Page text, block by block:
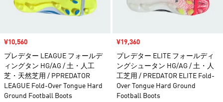
セール価格
¥10,560
プレデター LEAGUE フォールデ
ィングタン HG/AG / 土・人工
芝・天然芝用 / PPREDATOR
LEAGUE Fold-Over Tongue Hard
Ground Football Boots
セール価格
¥19,360
プレデター ELITE フォールディ
ングシュータン HG/AG / 土・人
工芝用 / PREDATOR ELITE Fold-
Over Tongue Hard Ground
Football Boots